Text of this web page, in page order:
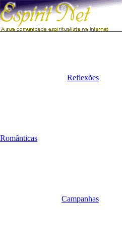
Reflexões
Românticas
Campanhas